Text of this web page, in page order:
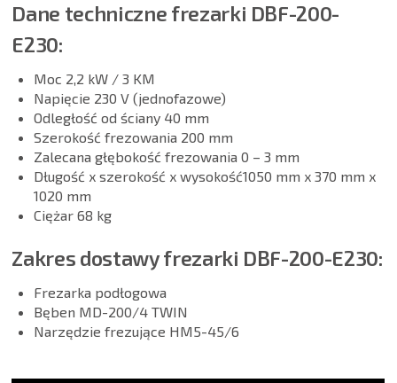
Dane techniczne frezarki DBF-200-
E230:
Moc 2,2 kW / 3 KM
Napięcie 230 V (jednofazowe)
Odległość od ściany 40 mm
Szerokość frezowania 200 mm
Zalecana głębokość frezowania 0 – 3 mm
Długość x szerokość x wysokość1050 mm x 370 mm x
1020 mm
Ciężar 68 kg
Zakres dostawy frezarki DBF-200-E230:
Frezarka podłogowa
Bęben MD-200/4 TWIN
Narzędzie frezujące HM5-45/6